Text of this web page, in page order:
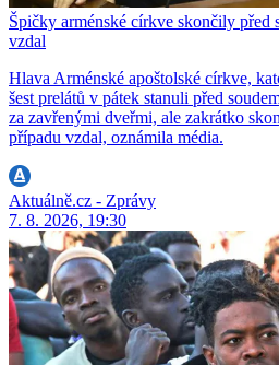
Špičky arménské církve skončily před
vzdal
Hlava Arménské apoštolské církve,
šest prelátů v pátek stanuli před
za zavřenými dveřmi, ale zakrátko
případu vzdal, oznámila média.
Aktuálně.cz - Zprávy
7. 8. 2026, 19:30